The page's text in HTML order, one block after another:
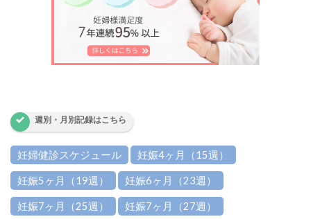
週別・月別記録はこちら
妊婦健診スケジュール 妊娠4ヶ月（15週）
妊娠5ヶ月（19週） 妊娠6ヶ月（23週）
妊娠7ヶ月（25週） 妊娠7ヶ月（27週）